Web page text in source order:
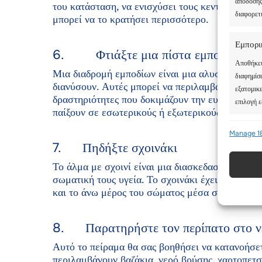
επιλογή
Manage
του κατάσταση, να ενισχύσει τους κεντρικούς
μπορεί να το κρατήσει περισσότερο.
6. Φτιάξτε μια πίστα εμποδίων
Μια διαδρομή εμποδίων είναι μια αλυσίδα από
διανύσουν. Αυτές μπορεί να περιλαμβάνουν
δραστηριότητες που δοκιμάζουν την
παίξουν σε εσωτερικούς ή εξωτερικούς χώρους.
7. Πηδήξτε σχοινάκι
Το άλμα με σχοινί είναι μια διασκεδαστική
σωματική τους υγεία. Το σχοινάκι έχει επίσης
και το άνω μέρος του σώματος μέσα σε
8. Παρατηρήστε τον περίπατο στο
Αυτό το πείραμα θα σας βοηθήσει να